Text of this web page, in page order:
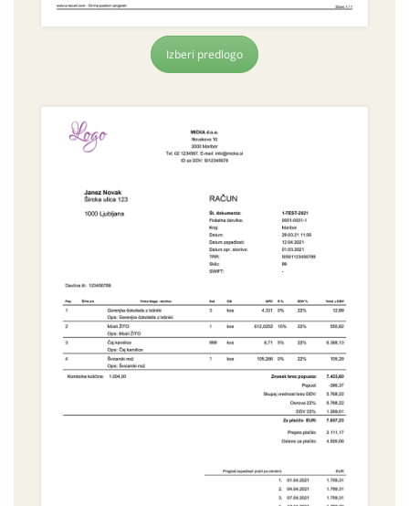
Izberi predlogo